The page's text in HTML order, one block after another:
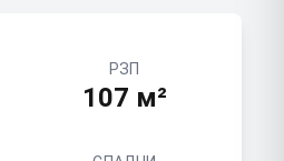
РЗП
107 м²